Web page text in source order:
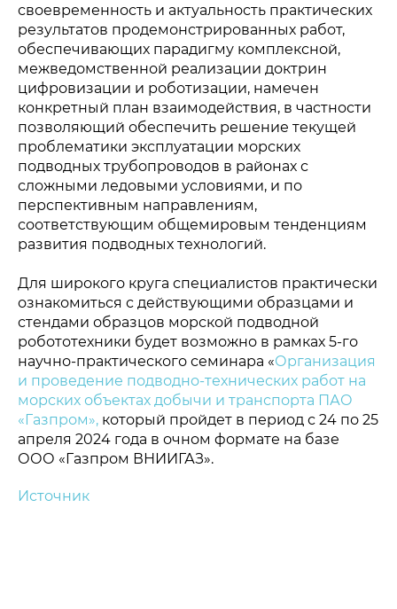
своевременность и актуальность практических
результатов продемонстрированных работ,
обеспечивающих парадигму комплексной,
межведомственной реализации доктрин
цифровизации и роботизации, намечен
конкретный план взаимодействия, в частности
позволяющий обеспечить решение текущей
проблематики эксплуатации морских
подводных трубопроводов в районах с
сложными ледовыми условиями, и по
перспективным направлениям,
соответствующим общемировым тенденциям
развития подводных технологий.
Для широкого круга специалистов практически
ознакомиться с действующими образцами и
стендами образцов морской подводной
робототехники будет возможно в рамках 5-го
научно-практического семинара «Организация
и проведение подводно-технических работ на
морских объектах добычи и транспорта ПАО
«Газпром», который пройдет в период с 24 по 25
апреля 2024 года в очном формате на базе
ООО «Газпром ВНИИГАЗ».
Источник